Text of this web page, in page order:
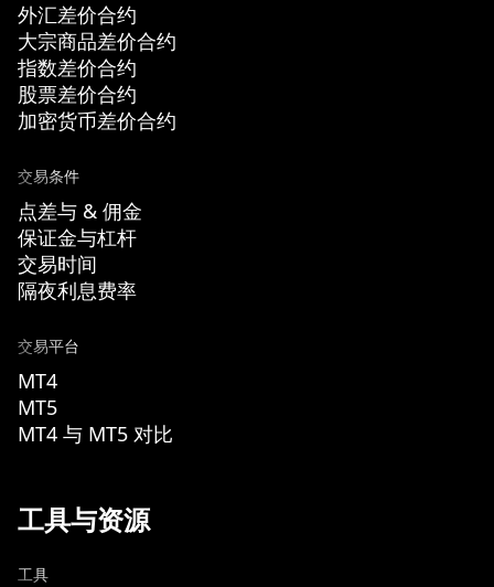
外汇差价合约
大宗商品差价合约
指数差价合约
股票差价合约
加密货币差价合约
交易条件
点差与 & 佣金
保证金与杠杆
交易时间
隔夜利息费率
交易平台
MT4
MT5
MT4 与 MT5 对比
工具与资源
工具